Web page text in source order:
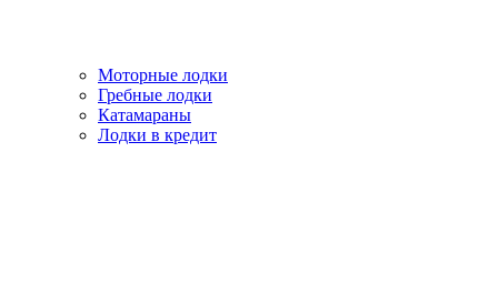
Моторные лодки
Гребные лодки
Катамараны
Лодки в кредит